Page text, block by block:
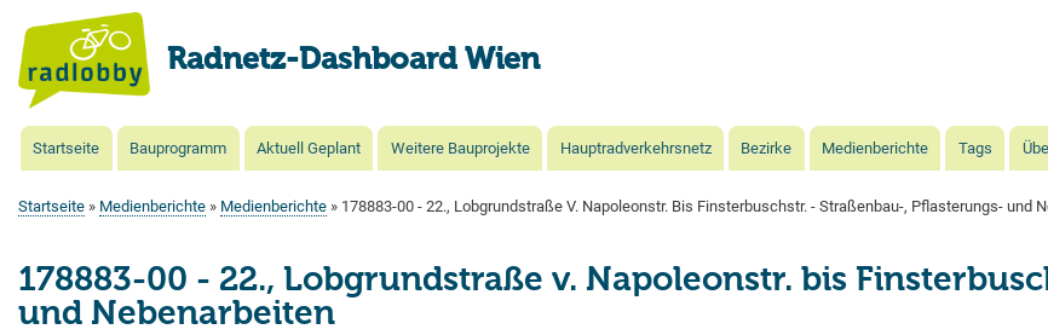
Radnetz-Dashboard Wien
MainStartseite Bauprogramm Aktuell Geplant Weitere Bauprojekte Hauptradverkehrsnetz Bezirke Medienberichte Tags
Startseite Medienberichte Medienberichte 178883-00 - 22., Lobgrundstraße V. Napoleonstr. Bis Finsterbuschstr. - Straßenbau-, Pflasterungs- und
178883-00 - 22., Lobgrundstraße v. Napoleonstr. bis
und Nebenarbeiten